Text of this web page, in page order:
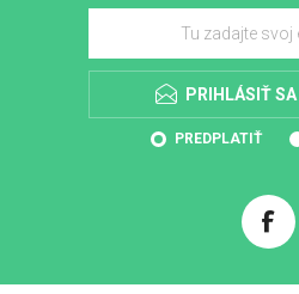
PRIHLÁSIŤ
PREDPLATIŤ